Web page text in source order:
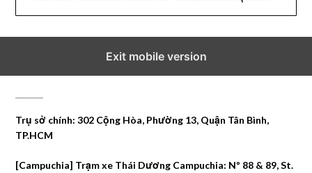
Trụ sở chính: 302 Cộng Hòa, Phường 13, Quận Tân Bình,
TP.HCM
[Campuchia] Trạm xe Thái Dương Campuchia: Nº 88 & 89, St.
Exit mobile version